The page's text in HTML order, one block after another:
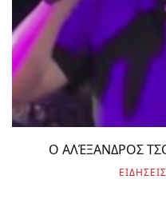
Ο ΑΛΈΞΑΝΔΡΟΣ
ΕΙΔΗΣΕΙΣ